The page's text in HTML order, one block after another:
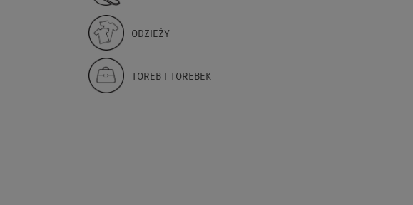
ODZIEŻY
TOREB I TOREBEK